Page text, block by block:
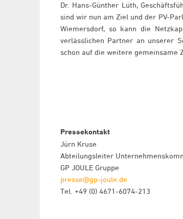
Dr. Hans-Günther Lüth,
sind wir nun am Ziel und der PV-
Wiemersdorf, so kann die
verlässlichen Partner an unserer
schon auf die weitere gemeinsame
Pressekontakt
Jürn Kruse
Abteilungsleiter
GP JOULE Gruppe
presse@gp-joule.de
Tel. +49 (0) 4671-6074-213